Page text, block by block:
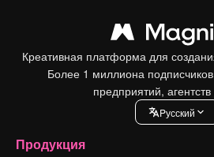
Креативная платформа для
Более 1 миллиона
предприятий,
Pусский
Продукция